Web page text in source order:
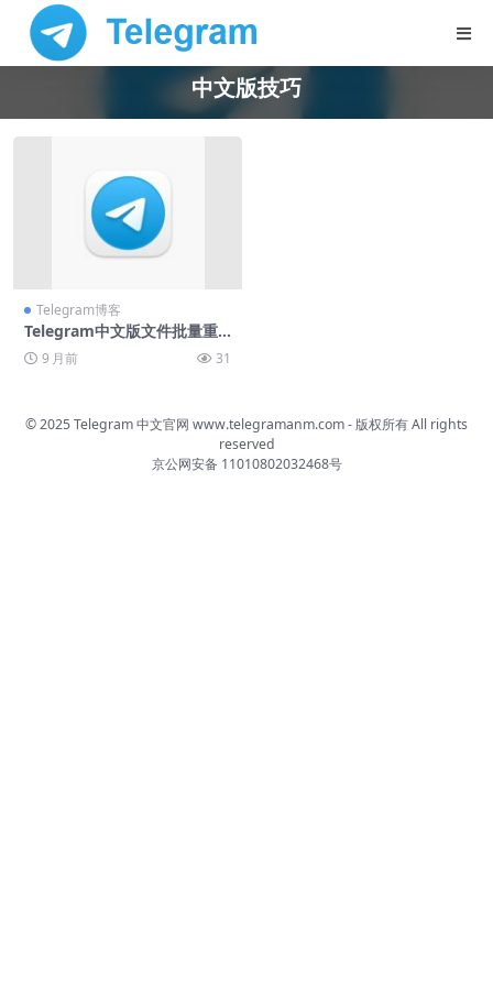
中文版技巧
Telegram博客
Telegram中文版文件批量重
命名技巧
9 月前 31
© 2025 Telegram 中文官网 www.telegramanm.com- 版权所有All rights
reserved
京公网安备 11010802032468号